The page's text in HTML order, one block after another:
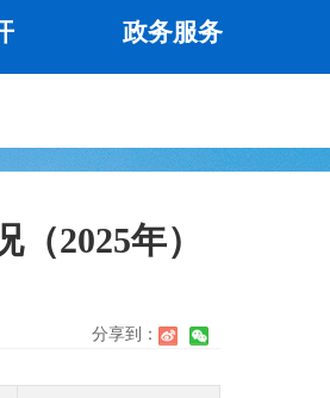
政务服务
2025年）
分享到：